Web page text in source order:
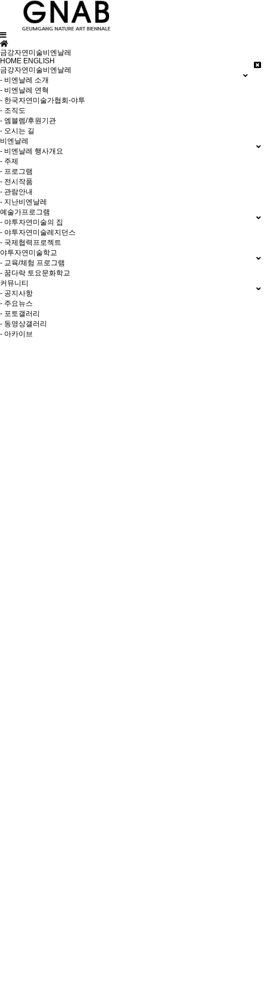
금강자연미술비엔날레
HOME ENGLISH
금강자연미술비엔날레
- 비엔날레 소개
- 비엔날레 연혁
- 한국자연미술가협회-야투
- 조직도
- 엠블렘/후원기관
- 오시는 길
비엔날레
- 비엔날레 행사개요
- 주제
- 프로그램
- 전시작품
- 관람안내
- 지난비엔날레
예술가프로그램
- 야투자연미술의 집
- 야투자연미술레지던스
- 국제협력프로젝트
야투자연미술학교
- 교육/체험 프로그램
- 꿈다락 토요문화학교
커뮤니티
- 공지사항
- 주요뉴스
- 포토갤러리
- 동영상갤러리
- 아카이브